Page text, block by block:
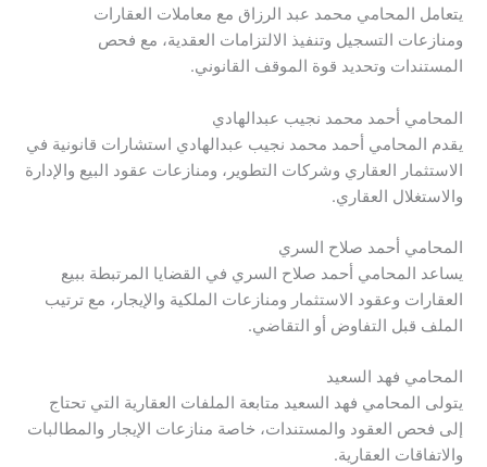
يتعامل المحامي محمد عبد الرزاق مع معاملات العقارات
ومنازعات التسجيل وتنفيذ الالتزامات العقدية، مع فحص
المستندات وتحديد قوة الموقف القانوني.
المحامي أحمد محمد نجيب عبدالهادي
يقدم المحامي أحمد محمد نجيب عبدالهادي استشارات قانونية في
الاستثمار العقاري وشركات التطوير، ومنازعات عقود البيع والإدارة
والاستغلال العقاري.
المحامي أحمد صلاح السري
يساعد المحامي أحمد صلاح السري في القضايا المرتبطة ببيع
العقارات وعقود الاستثمار ومنازعات الملكية والإيجار، مع ترتيب
الملف قبل التفاوض أو التقاضي.
المحامي فهد السعيد
يتولى المحامي فهد السعيد متابعة الملفات العقارية التي تحتاج
إلى فحص العقود والمستندات، خاصة منازعات الإيجار والمطالبات
والاتفاقات العقارية.